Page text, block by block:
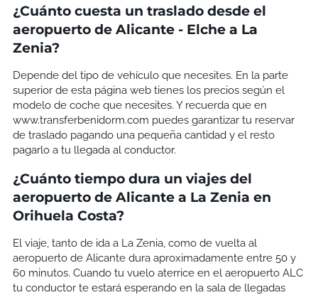
¿Cuánto cuesta un traslado desde el
aeropuerto de Alicante - Elche a La
Zenia?
Depende del tipo de vehículo que necesites. En la parte
superior de esta página web tienes los precios según el
modelo de coche que necesites. Y recuerda que en
www.transferbenidorm.com puedes garantizar tu reservar
de traslado pagando una pequeña cantidad y el resto
pagarlo a tu llegada al conductor.
¿Cuánto tiempo dura un viajes del
aeropuerto de Alicante a La Zenia en
Orihuela Costa?
El viaje, tanto de ida a La Zenia, como de vuelta al
aeropuerto de Alicante dura aproximadamente entre 50 y
60 minutos. Cuando tu vuelo aterrice en el aeropuerto ALC
tu conductor te estará esperando en la sala de llegadas